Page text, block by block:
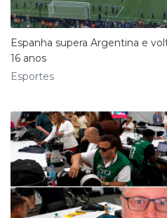
Espanha supera Argentina e
16 anos
Esportes